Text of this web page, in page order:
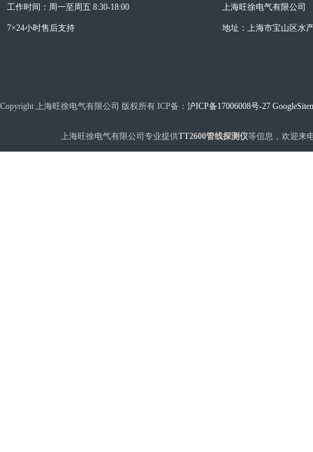
工作时间：周一至周五 8:30-18:00
7×24小时售后支持
上海旺徐电气有限公司
地址：上海市宝山区水
Copyright 上海旺徐电气有限公司 版权所有 ICP备： 沪ICP备17006008号-27
上海旺徐电气有限公司专业提供TT2600管线探测仪等信息，欢迎来